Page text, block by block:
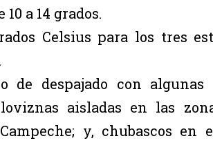
a 14 grados.
Celsius para los tres
de despajado con algunas
aisladas en las
y, chubascos en